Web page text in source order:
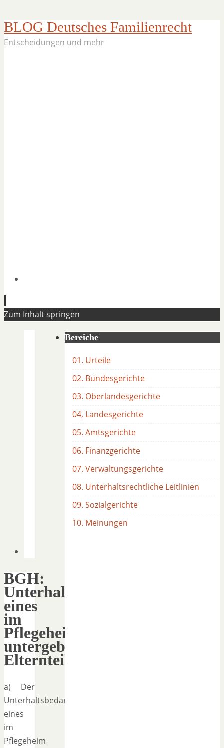
BLOG Deutsches Familienrecht
Entscheidungen und mehr
Zum Inhalt springen
BGH:
Unterhaltsbedarf
eines
im
Pflegeheim
untergebrachten
Elternteils
a) Der
Unterhaltsbedarf
eines
im
Pflegeheim
Bereiche
01. Urteile
02. Bundesgerichte
03. Oberlandesgerichte
04, Landesgerichte
05. Amtsgerichte
06. Finanzgerichte
07. Verwaltungsgerichte
08. Unterhaltsrechtliche Leitlinien
09. Sozialgerichte
10. Meinungen